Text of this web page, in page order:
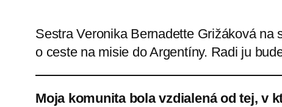
Sestra Veronika Bernadette Grižáková na
o ceste na misie do Argentíny. Radi ju
Moja komunita bola vzdialená od tej, v